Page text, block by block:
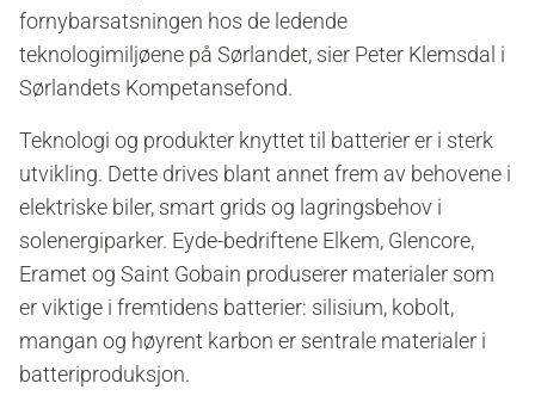
fornybarsatsningen hos de ledende
teknologimiljøene på Sørlandet, sier Peter Klemsdal i
Sørlandets Kompetansefond.
Teknologi og produkter knyttet til batterier er i sterk
utvikling. Dette drives blant annet frem av behovene i
elektriske biler, smart grids og lagringsbehov i
solenergiparker. Eyde-bedriftene Elkem, Glencore,
Eramet og Saint Gobain produserer materialer som
er viktige i fremtidens batterier: silisium, kobolt,
mangan og høyrent karbon er sentrale materialer i
batteriproduksjon.